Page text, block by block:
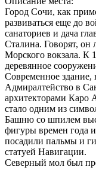
Город Сочи, как
развиваться еще до
санаториев и дача
Сталина. Говорят, он
Морского вокзала. К
деревянное
Современное
Адмиралтейство в
архитекторами Каро
стало одним из
Башню со шпилем
фигуры времен года и
посадили пальмы и
статуей Навигации.
Северный мол был